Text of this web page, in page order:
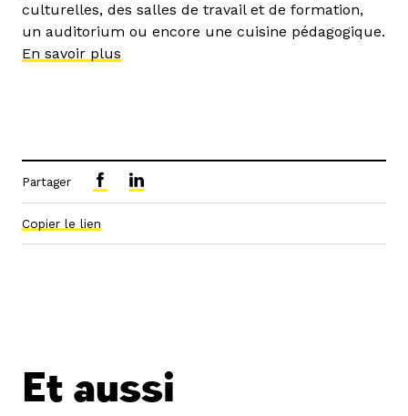
culturelles, des salles de travail et de formation,
un auditorium ou encore une cuisine pédagogique.
En savoir plus
Partager
Copier le lien
Et aussi